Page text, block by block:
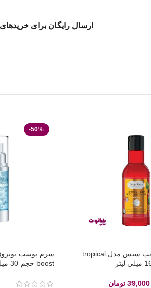
ارسال رایگان برای خریدهای بالای
میسلار واتر دیپ سنس مدل tropical
39,000 تومان
-50%
boost حجم 30 میل